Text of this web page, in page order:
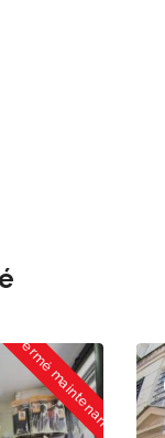
Fermé maintenant